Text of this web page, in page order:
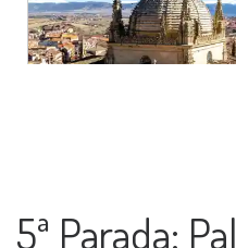
5ª Parada: